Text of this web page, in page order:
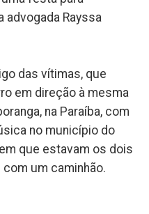
advogada Rayssa
das vítimas, que
em direção à mesma
na Paraíba, com
no município do
que estavam os dois
um caminhão.